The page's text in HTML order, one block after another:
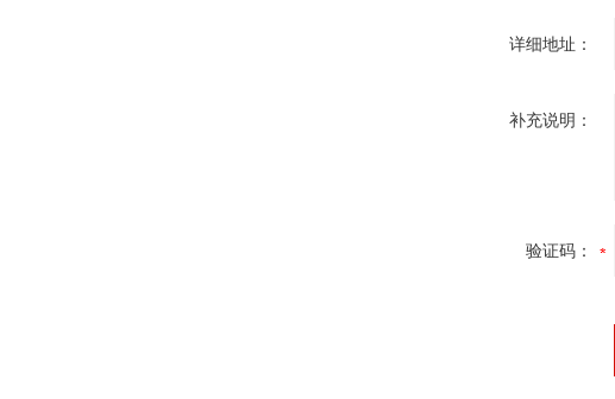
详细地址：
补充说明：
验证码：